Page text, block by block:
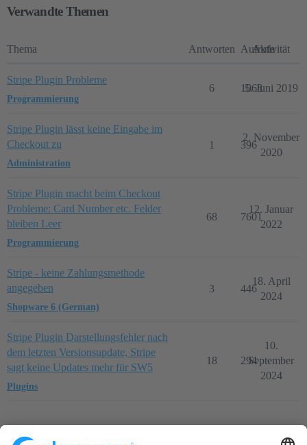
Verwandte Themen
Thema Antworten Aufrufe
Aktivität
Stripe Plugin Probleme
Programmierung
6 1068
5. Juni 2019
Stripe Plugin lässt keine Eingabe im
Checkout zu
Administration
1 396
2. November
2020
Stripe Plugin macht beim Checkout
Probleme: Card Number etc. Felder
bleiben Leer
Programmierung
68 7601
12. Januar
2022
Stripe - keine Zahlungsmethode
angegeben
Shopware 6 (German)
3 446
18. April
2024
Stripe Plugin Darstellungsfehler nach
dem letzten Versionsupdate, Stripe
sagt keine Updates mehr für SW5
Plugins
18 294
10.
September
2024